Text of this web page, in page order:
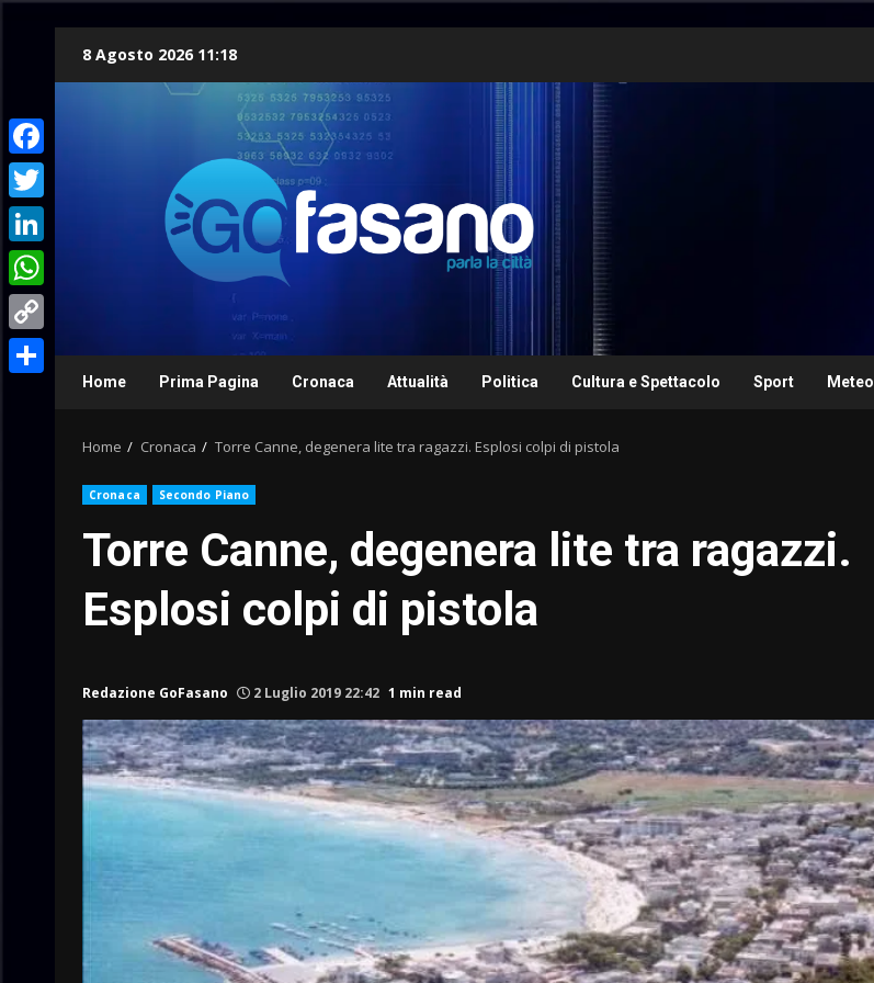
8 Agosto 2026 11:18
Home Prima Pagina Cronaca Attualità Politica Cultura e Spettacolo Sport Meteo
Home Cronaca Torre Canne, degenera lite tra ragazzi. Esplosi colpi di pistola
Cronaca Secondo Piano
Torre Canne, degenera lite tra ragazzi.
Esplosi colpi di pistola
Redazione GoFasano 2 Luglio 2019 22:42 1 min read
Facebook
Twitter
LinkedIn
WhatsApp
Copy